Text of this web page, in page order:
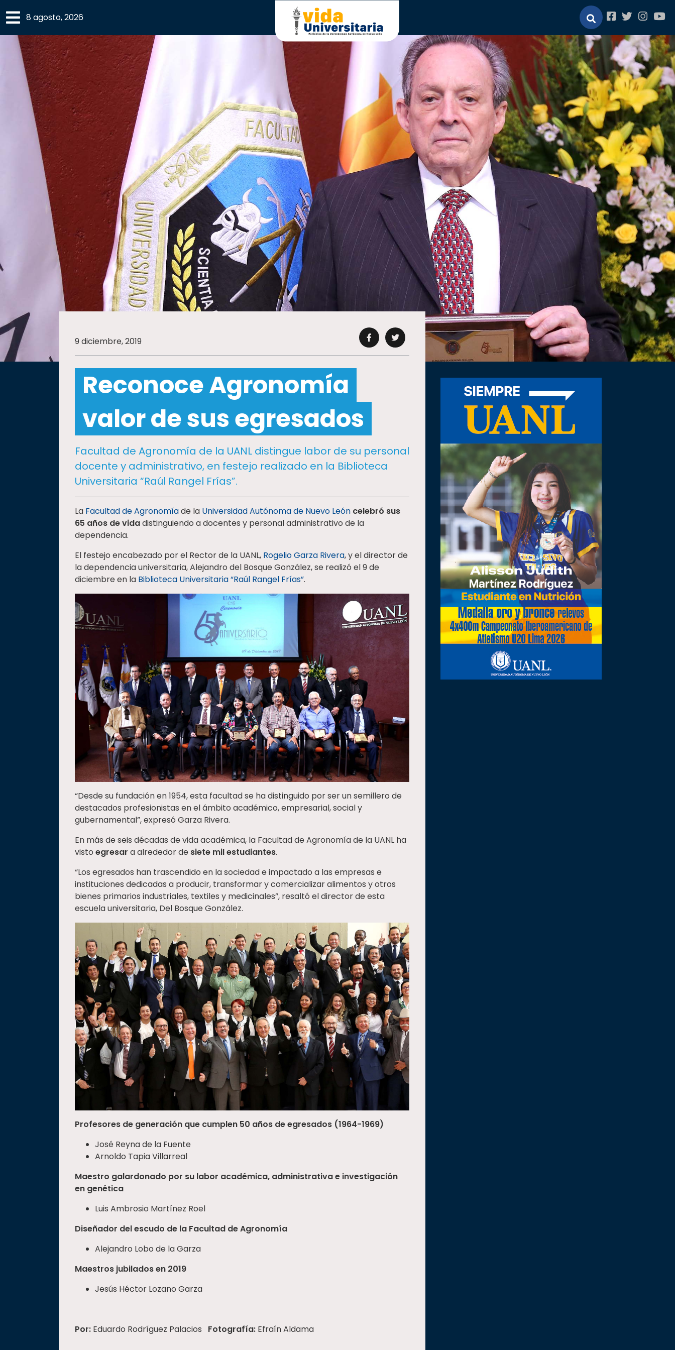
×
SECCIONES
ACADEMIA
CAMPUS UANL
COMUNIDAD
CULTURA
EXPERTOS
SUSTENTABILIDAD
TEMAS
Oferta
educativa
8 agosto, 2026
9 diciembre, 2019
Reconoce Agronomía
valor de sus egresados
Facultad de Agronomía de la UANL distingue labor de su personal
docente y administrativo, en festejo realizado en la Biblioteca
Universitaria “Raúl Rangel Frías”.
La Facultad de Agronomíade la Universidad Autónoma de Nuevo León celebró sus
65 años de vidadistinguiendo a docentes y personal administrativo de la
dependencia.
El festejo encabezado por el Rector de la UANL, Rogelio Garza Rivera, y el director de
la dependencia universitaria, Alejandro del Bosque González, se realizó el 9 de
diciembre en la Biblioteca Universitaria “Raúl Rangel Frías”.
“Desde su fundación en 1954, esta facultad se ha distinguido por ser un semillero de
destacados profesionistas en el ámbito académico, empresarial, social y
gubernamental”, expresó Garza Rivera.
En más de seis décadas de vida académica, la Facultad de Agronomía de la UANL ha
visto egresar a alrededor de siete mil estudiantes.
“Los egresados han trascendido en la sociedad e impactado a las empresas e
instituciones dedicadas a producir, transformar y comercializar alimentos y otros
bienes primarios industriales, textiles y medicinales”, resaltó el director de esta
escuela universitaria, Del Bosque González.
Profesores de generación que cumplen 50 años de egresados (1964-1969)
José Reyna de la Fuente
Arnoldo Tapia Villarreal
Maestro galardonado por su labor académica, administrativa e investigación
en genética
Luis Ambrosio Martínez Roel
Diseñador del escudo de la Facultad de Agronomía
Alejandro Lobo de la Garza
Maestros jubilados en 2019
Jesús Héctor Lozano Garza
Por: Eduardo Rodríguez Palacios Fotografía: Efraín Aldama